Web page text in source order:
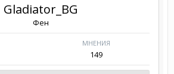
Gladiator_BG
Фен
МНЕНИЯ
149